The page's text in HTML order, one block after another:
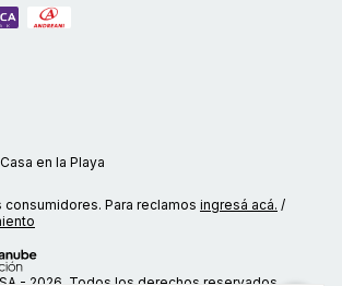
en la Playa
Para reclamos ingresá acá. /
- 2026. Todos los derechos reservados.